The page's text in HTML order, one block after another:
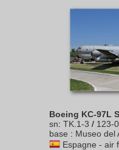
Boeing KC-97L
sn: TK.1-3 / 123-
base : Museo del
Espagne - air